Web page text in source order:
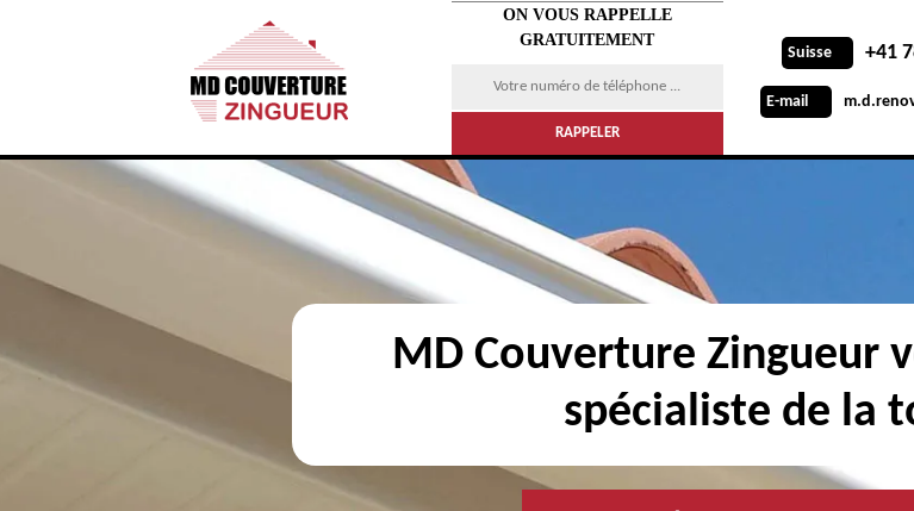
ON VOUS RAPPELLE
GRATUITEMENT
Suisse +41
E-mail
MD Couverture Zingueur
spécialiste de la